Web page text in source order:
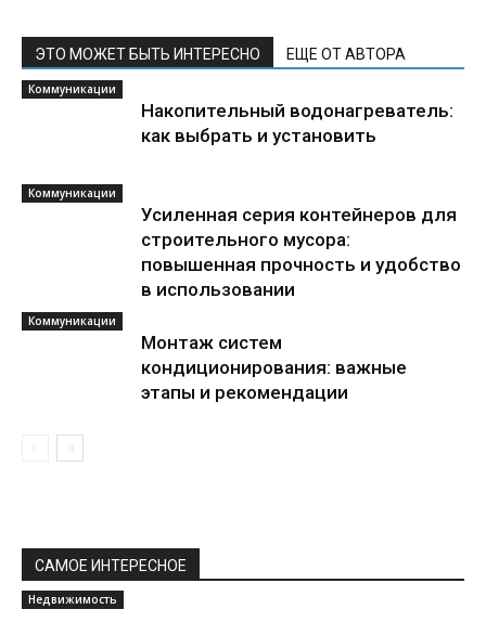
ЭТО МОЖЕТ БЫТЬ ИНТЕРЕСНО ЕЩЕ ОТ АВТОРА
Коммуникации
Накопительный водонагреватель:
как выбрать и установить
Коммуникации
Усиленная серия контейнеров для
строительного мусора:
повышенная прочность и удобство
в использовании
Коммуникации
Монтаж систем
кондиционирования: важные
этапы и рекомендации
САМОЕ ИНТЕРЕСНОЕ
Недвижимость